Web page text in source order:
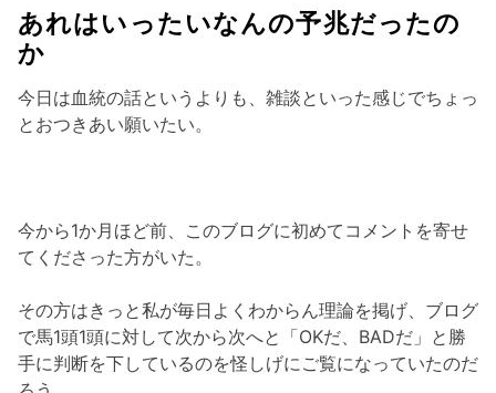
あれはいったいなんの予兆だったの
か
今日は血統の話というよりも、雑談といった感じでちょっ
とおつきあい願いたい。
今から1か月ほど前、このブログに初めてコメントを寄せ
てくださった方がいた。
その方はきっと私が毎日よくわからん理論を掲げ、ブログ
で馬1頭1頭に対して次から次へと「OKだ、BADだ」と勝
手に判断を下しているのを怪しげにご覧になっていたのだ